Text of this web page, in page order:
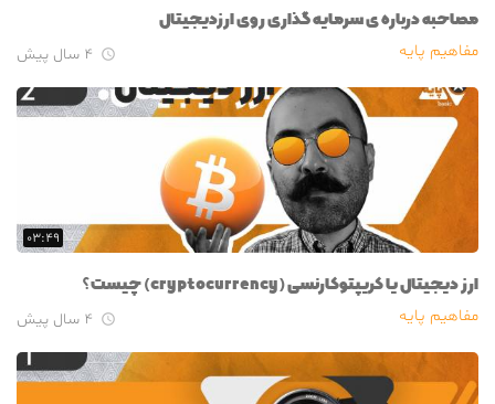
مصاحبه درباره ی سرمایه گذاری روی ارزدیجیتال
مفاهیم پایه ۴ سال پیش 
۰۳:۴۹
ارز دیجیتال یا کریپتوکارنسی (cryptocurrency) چیست؟
مفاهیم پایه ۴ سال پیش 